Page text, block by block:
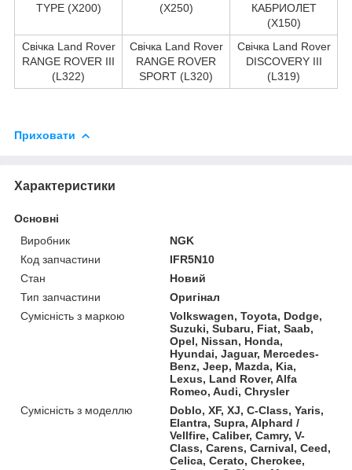
TYPE (X200)
(X250)
КАБРИОЛЕТ
(X150)
Свічка Land Rover
RANGE ROVER III
(L322)
Свічка Land Rover
RANGE ROVER
SPORT (L320)
Свічка Land Rover
DISCOVERY III
(L319)
Приховати
Характеристики
Основні
Виробник
NGK
Код запчастини
IFR5N10
Стан
Новий
Тип запчастини
Оригінал
Сумісність з маркою
Volkswagen, Toyota, Dodge,
Suzuki, Subaru, Fiat, Saab,
Opel, Nissan, Honda,
Hyundai, Jaguar, Mercedes-
Benz, Jeep, Mazda, Kia,
Lexus, Land Rover, Alfa
Romeo, Audi, Chrysler
Сумісність з моделлю
Doblo, XF, XJ, C-Class, Yaris,
Elantra, Supra, Alphard /
Vellfire, Caliber, Camry, V-
Class, Carens, Carnival, Ceed,
Celica, Cerato, Cherokee,